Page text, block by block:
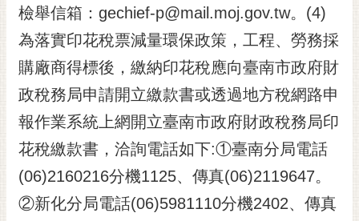
檢舉信箱：gechief-p@mail.moj.gov.tw。(4)
為落實印花稅票減量環保政策，工程、勞務採
購廠商得標後，繳納印花稅應向臺南市政府財
政稅務局申請開立繳款書或透過地方稅網路申
報作業系統上網開立臺南市政府財政稅務局印
花稅繳款書，洽詢電話如下:①臺南分局電話
(06)2160216分機1125、傳真(06)2119647。
②新化分局電話(06)5981110分機2402、傳真